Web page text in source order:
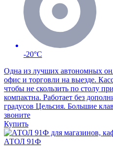
-20°C
Одна из лучших автономных
офис и торговли на выезде.
чтобы не скользить по столу
компактна. Работает без
градусов Цельсия. Большие
звоните
Купить
АТОЛ 91Ф